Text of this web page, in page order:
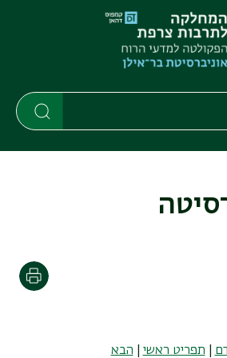
דילוג
לתוכן
העיקרי
דילוג
לתפריט
ניווט
ראשי
תפריט ראשי הבא